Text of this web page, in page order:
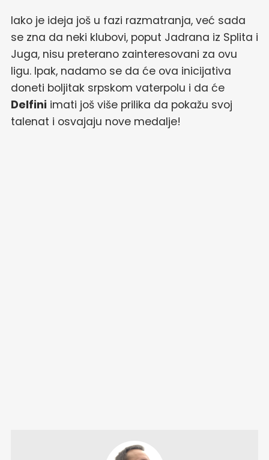
Iako je ideja još u fazi razmatranja, već sada
se zna da neki klubovi, poput Jadrana iz Splita i
Juga, nisu preterano zainteresovani za ovu
ligu. Ipak, nadamo se da će ova inicijativa
doneti boljitak srpskom vaterpolu i da će
Delfini imati još više prilika da pokažu svoj
talenat i osvajaju nove medalje!